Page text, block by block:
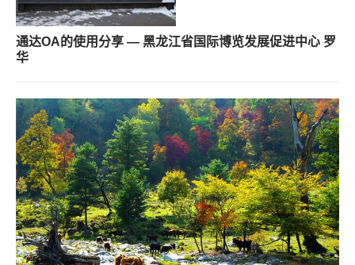
通达OA的使用分享 — 黑龙江省国际博览发展促进中心 罗
华